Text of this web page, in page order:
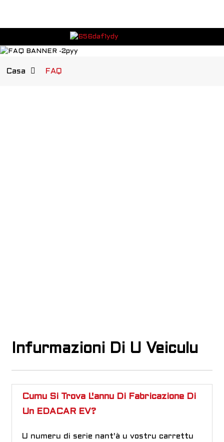
Casa FAQ
Infurmazioni Di U Veiculu
Cumu Si Trova L'annu Di Fabricazione Di
Un EDACAR EV?
U numeru di serie nant'à u vostru carrettu